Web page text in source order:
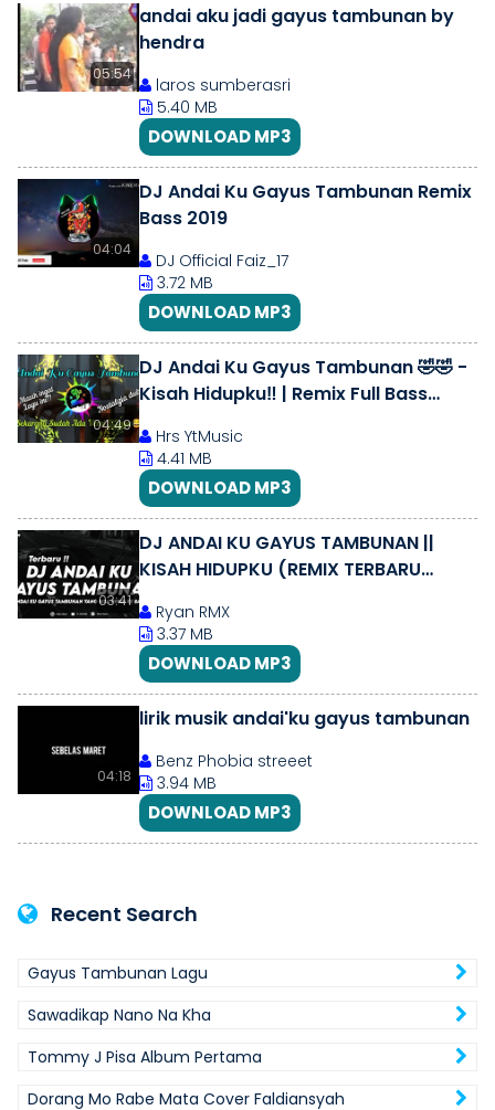
05:54
andai aku jadi gayus tambunan by
hendra
laros sumberasri
5.40 MB
DOWNLOAD MP3
04:04
DJ Andai Ku Gayus Tambunan Remix
Bass 2019
DJ Official Faiz_17
3.72 MB
DOWNLOAD MP3
04:49
DJ Andai Ku Gayus Tambunan 🤣🤣 -
Kisah Hidupku‼️ | Remix Full Bass
Hrs YtMusic
4.41 MB
DOWNLOAD MP3
03:41
DJ ANDAI KU GAYUS TAMBUNAN ||
KISAH HIDUPKU (REMIX TERBARU
Ryan RMX
3.37 MB
DOWNLOAD MP3
04:18
lirik musik andai'ku gayus tambunan
Benz Phobia streeet
3.94 MB
DOWNLOAD MP3
Recent Search
Gayus Tambunan Lagu
Sawadikap Nano Na Kha
Tommy J Pisa Album Pertama
Dorang Mo Rabe Mata Cover Faldiansyah